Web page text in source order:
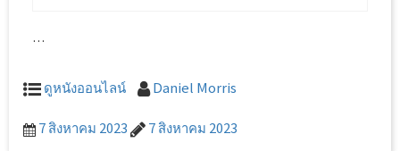
…
ดูหนังออนไลน์ Daniel Morris
7 สิงหาคม 2023 7 สิงหาคม 2023